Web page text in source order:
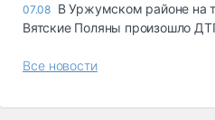
07.08 В Уржумском районе на
Вятские Поляны произошло
Все новости